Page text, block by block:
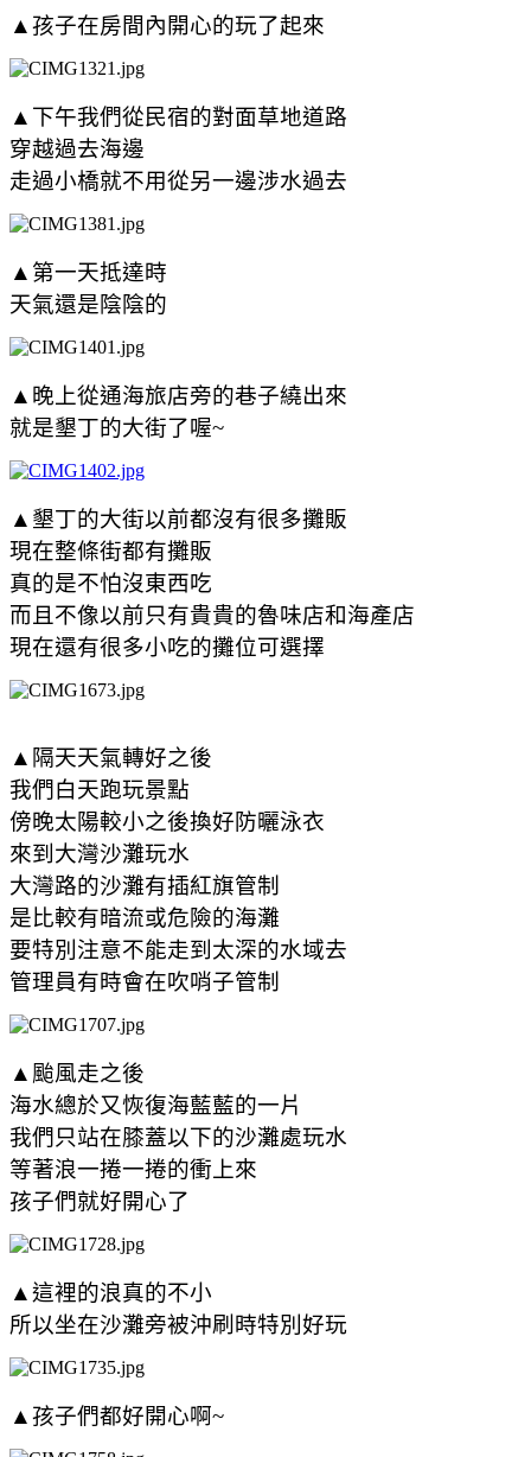
▲孩子在房間內開心的玩了起來
▲下午我們從民宿的對面草地道路
穿越過去海邊
走過小橋就不用從另一邊涉水過去
▲第一天抵達時
天氣還是陰陰的
▲晚上從通海旅店旁的巷子繞出來
就是墾丁的大街了喔~
▲墾丁的大街以前都沒有很多攤販
現在整條街都有攤販
真的是不怕沒東西吃
而且不像以前只有貴貴的魯味店和海產店
現在還有很多小吃的攤位可選擇
▲隔天天氣轉好之後
我們白天跑玩景點
傍晚太陽較小之後換好防曬泳衣
來到大灣沙灘玩水
大灣路的沙灘有插紅旗管制
是比較有暗流或危險的海灘
要特別注意不能走到太深的水域去
管理員有時會在吹哨子管制
▲颱風走之後
海水總於又恢復海藍藍的一片
我們只站在膝蓋以下的沙灘處玩水
等著浪一捲一捲的衝上來
孩子們就好開心了
▲這裡的浪真的不小
所以坐在沙灘旁被沖刷時特別好玩
▲孩子們都好開心啊~